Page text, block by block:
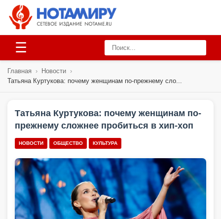
☰
Главная › Новости ›
Татьяна Куртукова: почему женщинам по-прежнему сло...
Татьяна Куртукова: почему женщинам по-
прежнему сложнее пробиться в хип-хоп
НОВОСТИ ОБЩЕСТВО КУЛЬТУРА